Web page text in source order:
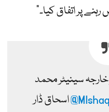
رہنے پر اتفاق کیا۔”
سینیٹر محمد